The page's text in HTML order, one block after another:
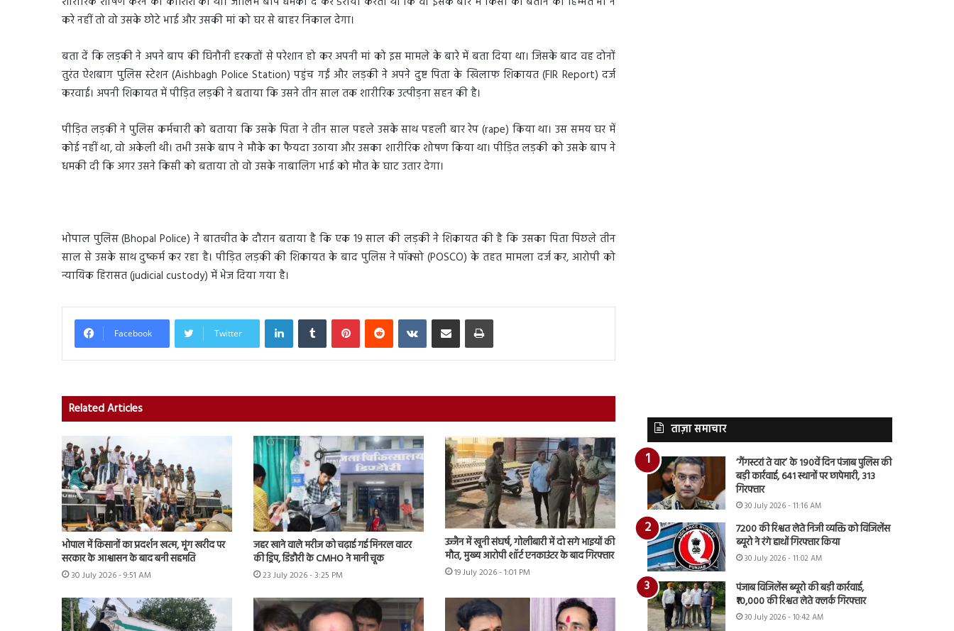
करे नहीं तो वो उसके छोटे भाई और उसकी मां को घर से बाहर निकाल देगा।
बता दें कि लड़की ने अपने बाप की घिनौनी हरकतों से परेशान हो कर अपनी मां को इस मामले के बारे में बता दिया था। जिसके बाद वह दोनों
तुरंत ऐशबाग पुलिस स्टेशन (Aishbagh Police Station) पहुंच गईं और लड़की ने अपने दुष्ट पिता के खिलाफ शिकायत (FIR Report) दर्ज
करवाई। अपनी शिकायत में पीड़ित लड़की ने बताया कि उसने तीन साल तक शारीरिक उत्पीड़ना सहन की है।
पीड़ित लड़की ने पुलिस कर्मचारी को बताया कि उसके पिता ने तीन साल पहले उसके साथ पहली बार रेप (rape) किया था। उस समय घर में
कोई नहीं था, वो अकेली थी। तभी उसके बाप ने मौके का फैयदा उठाया और उसका शारीरिक शोषण किया था। पीड़ित लड़की को उसके बाप ने
धमकी दी कि अगर उसने किसी को बताया तो वो उसके नाबालिग भाई को मौत के घाट उतार देगा।
भोपाल पुलिस (Bhopal Police) ने बातचीत के दौरान बताया है कि एक 19 साल की लड़की ने शिकायत की है कि उसका पिता पिछले तीन
साल से उसके साथ दुष्कर्म कर रहा है। पीड़ित लड़की की शिकायत के बाद पुलिस ने पॉक्सो (POSCO) के तहत मामला दर्ज कर, आरोपी को
न्यायिक हिरासत (judicial custody) में भेज दिया गया है।
Facebook Twitter
LinkedInTumblr PinterestReddit VKontakteShare via Email Print
Related Articles
भोपाल में किसानों का प्रदर्शन खत्म, मूंग खरीद पर
सरकार के आश्वासन के बाद बनी सहमति
30 July 2026 - 9:51 AM
जहर खाने वाले मरीज को चढ़ाई गई मिनरल वाटर
की ड्रिप, डिंडौरी के CMHO ने मानी चूक
23 July 2026 - 3:25 PM
उज्जैन में खूनी संघर्ष, गोलीबारी में दो सगे भाइयों की
मौत, मुख्य आरोपी शॉर्ट एनकाउंटर के बाद गिरफ्तार
19 July 2026 - 1:01 PM
ताज़ा समाचार
‘गैंगस्टरां ते वार’ के 190वें दिन पंजाब पुलिस की
बड़ी कार्रवाई, 641 स्थानों पर छापेमारी, 313
गिरफ्तार
30 July 2026 - 11:16 AM
7200 की रिश्वत लेते निजी व्यक्ति को विजिलेंस
ब्यूरो ने रंगे हाथों गिरफ्तार किया
30 July 2026 - 11:02 AM
पंजाब विजिलेंस ब्यूरो की बड़ी कार्रवाई,
₹10,000 की रिश्वत लेते क्लर्क गिरफ्तार
30 July 2026 - 10:42 AM